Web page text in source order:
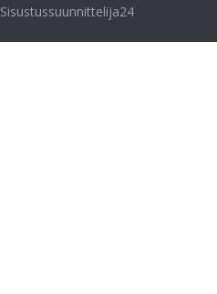
Sisustussuunnittelija24